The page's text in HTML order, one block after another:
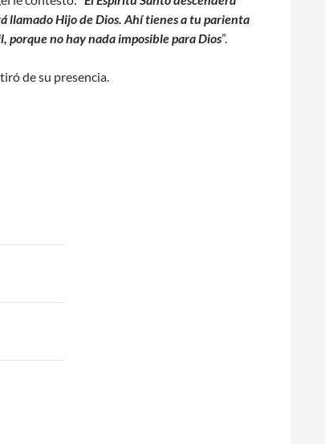
llamado Hijo de Dios. Ahí tienes a tu parienta
porque no hay nada imposible para Dios”.
de su presencia.